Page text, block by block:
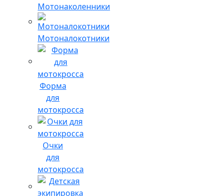
Мотонаколенники
Мотоналокотники
Форма
для
мотокросса
Очки
для
мотокросса